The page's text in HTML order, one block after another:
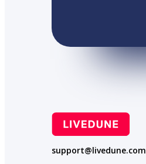
support@livedune.com